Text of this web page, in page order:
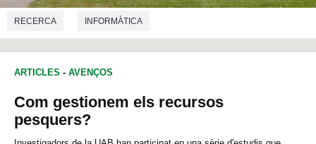
RECERCA INFORMÀTICA
ARTICLES - AVENÇOS
Com gestionem els recursos
pesquers?